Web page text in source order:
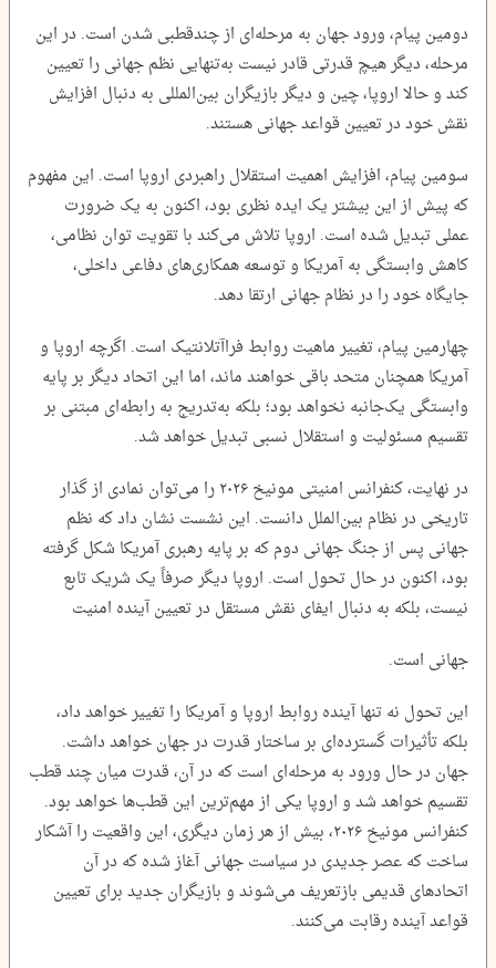
دومین پیام، ورود جهان به مرحله‌ای از چندقطبی شدن است. در این
مرحله، دیگر هیچ قدرتی قادر نیست به‌تنهایی نظم جهانی را تعیین
کند و حالا اروپا، چین و دیگر بازیگران بین‌المللی به دنبال افزایش
نقش خود در تعیین قواعد جهانی هستند.
سومین پیام، افزایش اهمیت استقلال راهبردی اروپا است. این مفهوم
که پیش‌ از این بیشتر یک ایده نظری بود، اکنون به یک ضرورت
عملی تبدیل شده است. اروپا تلاش می‌کند با تقویت توان نظامی،
کاهش وابستگی به آمریکا و توسعه همکاری‌های دفاعی داخلی،
جایگاه خود را در نظام جهانی ارتقا دهد.
چهارمین پیام، تغییر ماهیت روابط فراآتلانتیک است. اگرچه اروپا و
آمریکا همچنان متحد باقی خواهند ماند، اما این اتحاد دیگر بر پایه
وابستگی یک‌جانبه نخواهد بود؛ بلکه به‌تدریج به رابطه‌ای مبتنی بر
تقسیم مسئولیت و استقلال نسبی تبدیل خواهد شد.
در نهایت، کنفرانس امنیتی مونیخ ۲۰۲۶ را می‌توان نمادی از گذار
تاریخی در نظام بین‌الملل دانست. این نشست نشان داد که نظم
جهانی پس از جنگ جهانی دوم که بر پایه رهبری آمریکا شکل گرفته
بود، اکنون در حال تحول است. اروپا دیگر صرفاً یک شریک تابع
نیست، بلکه به ‌دنبال ایفای نقش مستقل در تعیین آینده امنیت
جهانی است.
این تحول نه ‌تنها آینده روابط اروپا و آمریکا را تغییر خواهد داد،
بلکه تأثیرات گسترده‌ای بر ساختار قدرت در جهان خواهد داشت.
جهان در حال ورود به مرحله‌ای است که در آن، قدرت میان چند قطب
تقسیم خواهد شد و اروپا یکی از مهم‌ترین این قطب‌ها خواهد بود.
کنفرانس مونیخ ۲۰۲۶، بیش از هر زمان دیگری، این واقعیت را آشکار
ساخت که عصر جدیدی در سیاست جهانی آغاز شده که در آن
اتحادهای قدیمی بازتعریف می‌شوند و بازیگران جدید برای تعیین
قواعد آینده رقابت می‌کنند.